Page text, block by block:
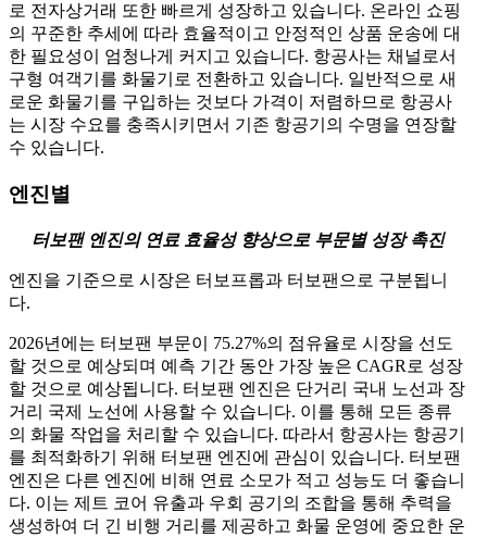
로 전자상거래 또한 빠르게 성장하고 있습니다. 온라인 쇼핑
의 꾸준한 추세에 따라 효율적이고 안정적인 상품 운송에 대
한 필요성이 엄청나게 커지고 있습니다. 항공사는 채널로서
구형 여객기를 화물기로 전환하고 있습니다. 일반적으로 새
로운 화물기를 구입하는 것보다 가격이 저렴하므로 항공사
는 시장 수요를 충족시키면서 기존 항공기의 수명을 연장할
수 있습니다.
엔진별
터보팬 엔진의 연료 효율성 향상으로 부문별 성장 촉진
엔진을 기준으로 시장은 터보프롭과 터보팬으로 구분됩니
다.
2026년에는 터보팬 부문이 75.27%의 점유율로 시장을 선도
할 것으로 예상되며 예측 기간 동안 가장 높은 CAGR로 성장
할 것으로 예상됩니다. 터보팬 엔진은 단거리 국내 노선과 장
거리 국제 노선에 사용할 수 있습니다. 이를 통해 모든 종류
의 화물 작업을 처리할 수 있습니다. 따라서 항공사는 항공기
를 최적화하기 위해 터보팬 엔진에 관심이 있습니다. 터보팬
엔진은 다른 엔진에 비해 연료 소모가 적고 성능도 더 좋습니
다. 이는 제트 코어 유출과 우회 공기의 조합을 통해 추력을
생성하여 더 긴 비행 거리를 제공하고 화물 운영에 중요한 운